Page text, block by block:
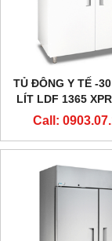
TỦ ĐÔNG Y TẾ -
LÍT LDF 1365
EVERMED
Call: